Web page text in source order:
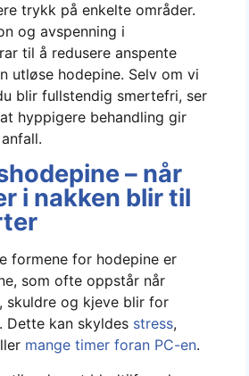
trykk på enkelte områder.
og avspenning i
til å redusere anspente
utløse hodepine. Selv om vi
blir fullstendig smertefri, ser
hyppigere behandling gir
– når
i nakken blir til
formene for hodepine er
som ofte oppstår når
skuldre og kjeve blir for
Dette kan skyldes stress,
mange timer foran PC-en.